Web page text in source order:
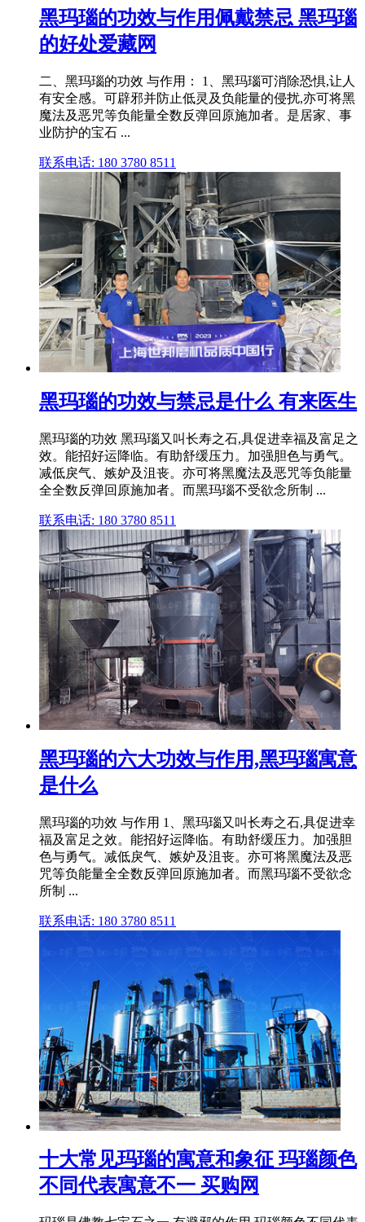
黑玛瑙的功效与作用佩戴禁忌 黑玛瑙
的好处爱藏网
二、黑玛瑙的功效 与作用： 1、黑玛瑙可消除恐惧,让人
有安全感。可辟邪并防止低灵及负能量的侵扰,亦可将黑
魔法及恶咒等负能量全数反弹回原施加者。是居家、事
业防护的宝石 ...
联系电话: 180 3780 8511
黑玛瑙的功效与禁忌是什么 有来医生
黑玛瑙的功效 黑玛瑙又叫长寿之石,具促进幸福及富足之
效。能招好运降临。有助舒缓压力。加强胆色与勇气。
减低戾气、嫉妒及沮丧。亦可将黑魔法及恶咒等负能量
全全数反弹回原施加者。而黑玛瑙不受欲念所制 ...
联系电话: 180 3780 8511
黑玛瑙的六大功效与作用,黑玛瑙寓意
是什么
黑玛瑙的功效 与作用 1、黑玛瑙又叫长寿之石,具促进幸
福及富足之效。能招好运降临。有助舒缓压力。加强胆
色与勇气。减低戾气、嫉妒及沮丧。亦可将黑魔法及恶
咒等负能量全全数反弹回原施加者。而黑玛瑙不受欲念
所制 ...
联系电话: 180 3780 8511
十大常见玛瑙的寓意和象征 玛瑙颜色
不同代表寓意不一 买购网